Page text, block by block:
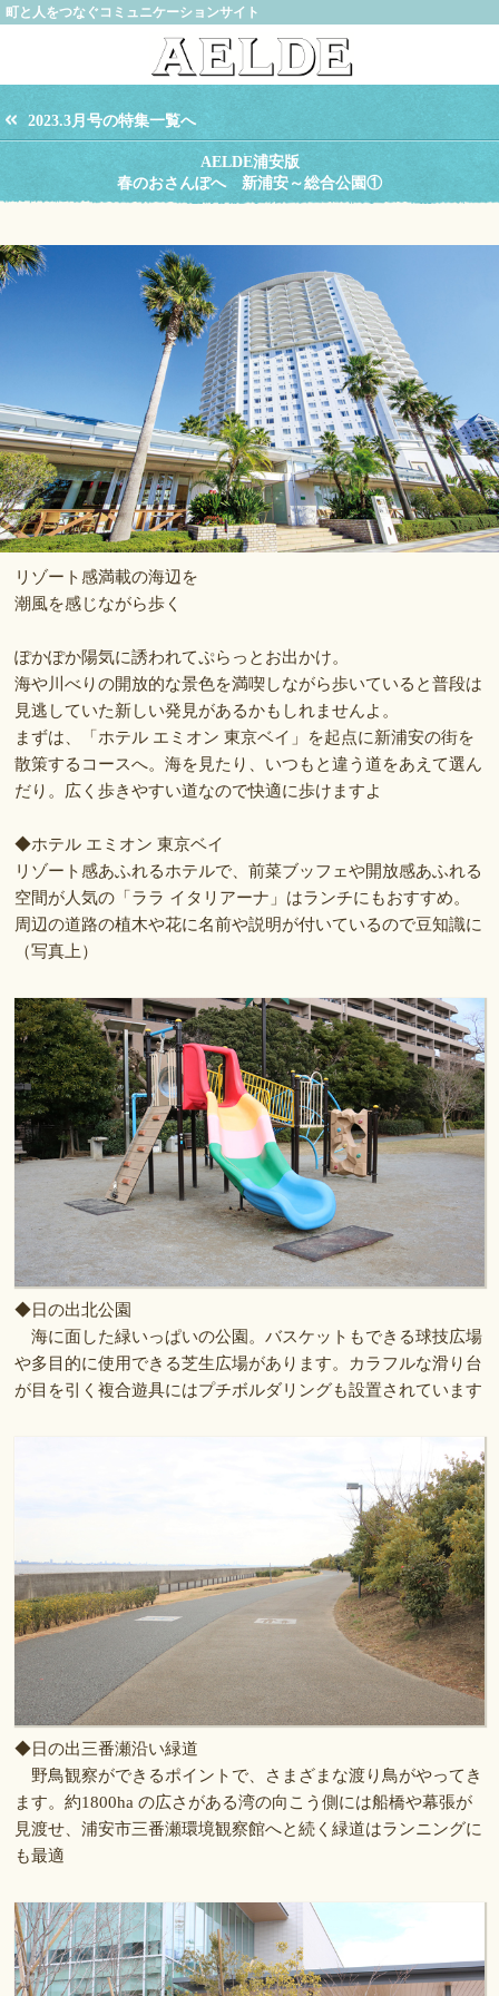
町と人をつなぐコミュニケーションサイト
2023.3月号の特集一覧へ
AELDE浦安版
春のおさんぽへ 新浦安～総合公園①
リゾート感満載の海辺を
潮風を感じながら歩く
ぽかぽか陽気に誘われてぷらっとお出かけ。
海や川べりの開放的な景色を満喫しながら歩いていると普段は
見逃していた新しい発見があるかもしれませんよ。
まずは、「ホテル エミオン 東京ベイ」を起点に新浦安の街を
散策するコースへ。海を見たり、いつもと違う道をあえて選ん
だり。広く歩きやすい道なので快適に歩けますよ
◆ホテル エミオン 東京ベイ
リゾート感あふれるホテルで、前菜ブッフェや開放感あふれる
空間が人気の「ララ イタリアーナ」はランチにもおすすめ。
周辺の道路の植木や花に名前や説明が付いているので豆知識に
（写真上）
◆日の出北公園
海に面した緑いっぱいの公園。バスケットもできる球技広場
や多目的に使用できる芝生広場があります。カラフルな滑り台
が目を引く複合遊具にはプチボルダリングも設置されています
◆日の出三番瀬沿い緑道
野鳥観察ができるポイントで、さまざまな渡り鳥がやってき
ます。約1800ha の広さがある湾の向こう側には船橋や幕張が
見渡せ、浦安市三番瀬環境観察館へと続く緑道はランニングに
も最適